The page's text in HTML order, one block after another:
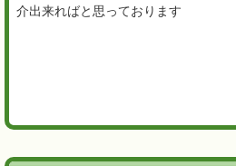
介出来ればと思っております